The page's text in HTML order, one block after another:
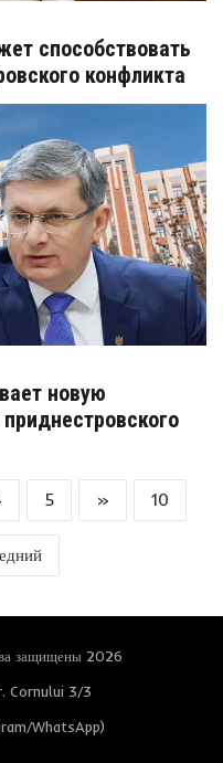
способствовать
конфликта
новую
5 » 10
защищены 2026
Cornului 3/3
WhatsApp)